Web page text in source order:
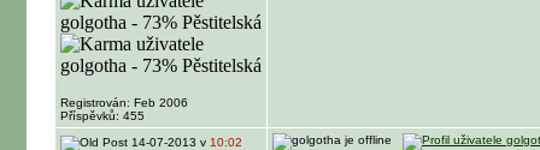
Registrován: Feb 2006
Příspěvků: 455
14-07-2013 v 10:02